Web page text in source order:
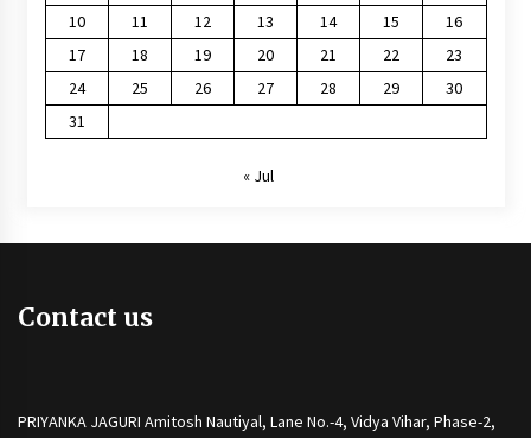
10
11 12 13 14 15
16
17
18 19 20 21 22
23
24
25 26 27 28 29
30
31
« Jul
Contact us
PRIYANKA JAGURI Amitosh Nautiyal, Lane No.-4, Vidya Vihar, Phase-2,